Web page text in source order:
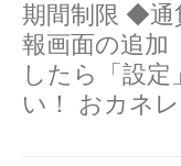
期間制限 ◆
報画面の追加
したら「設
い！ おカネ